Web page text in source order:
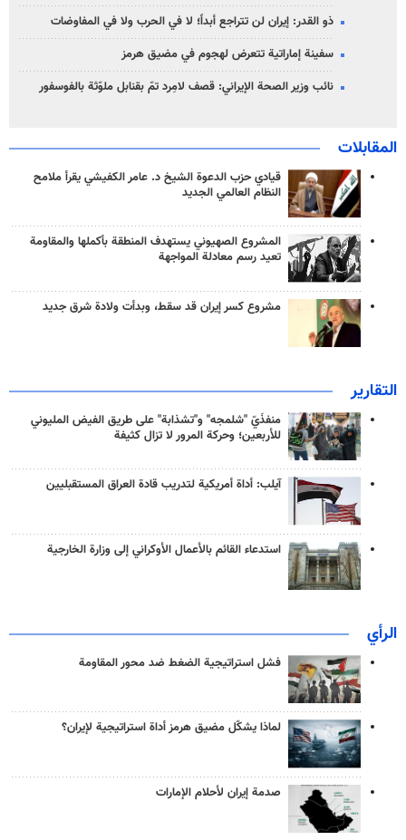
ذو القدر: إيران لن تتراجع أبداً؛ لا في الحرب ولا في المفاوضات
سفينة إماراتية تتعرض لهجوم في مضيق هرمز
نائب وزير الصحة الإيراني: قصف لامِرد تمّ بقنابل ملوّثة بالفوسفور
المقابلات
قيادي حزب الدعوة الشيخ د. عامر الكفيشي يقرأ ملامح
النظام العالمي الجديد
المشروع الصهيوني يستهدف المنطقة بأكملها والمقاومة
تعيد رسم معادلة المواجهة
مشروع كسر إيران قد سقط، وبدأت ولادة شرق جديد
التقارير
منفذَيّ "شلمجه" و"تشذابة" على طريق الفيض المليوني
للأربعين؛ وحركة المرور لا تزال كثيفة
آيلب: أداة أمريكية لتدريب قادة العراق المستقبليين
استدعاء القائم بالأعمال الأوكراني إلى وزارة الخارجية
الرأي
فشل استراتيجية الضغط ضد محور المقاومة
لماذا يشكّل مضيق هرمز أداة استراتيجية لإيران؟
صدمة إيران لأحلام الإمارات